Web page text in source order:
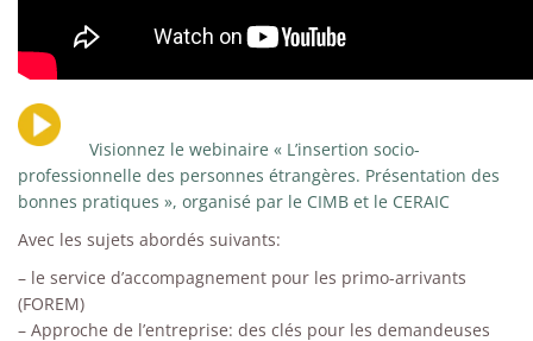
Visionnez le webinaire « L’insertion socio-
professionnelle des personnes étrangères. Présentation des
bonnes pratiques », organisé par le CIMB et le CERAIC
Avec les sujets abordés suivants:
– le service d’accompagnement pour les primo-arrivants
(FOREM)
– Approche de l’entreprise: des clés pour les demandeuses